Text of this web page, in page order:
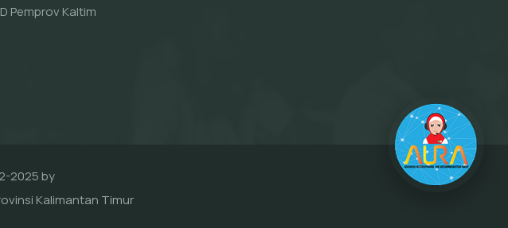
Pemprov Kaltim
2025 by
Kalimantan Timur